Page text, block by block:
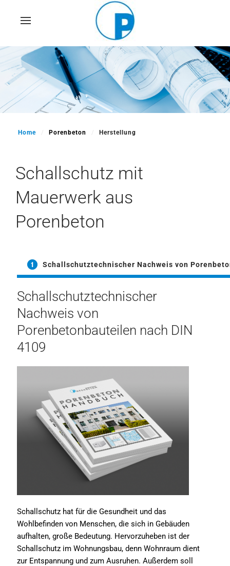
Skip
main
content
Home Porenbeton Herstellung
Schallschutz mit
Mauerwerk aus
Porenbeton
Schallschutztechnischer Nachweis von
Schallschutztechnischer
Nachweis von
Porenbetonbauteilen nach DIN
4109
Schallschutz hat für die Gesundheit und das
Wohlbefinden von Menschen, die sich in Gebäuden
aufhalten, große Bedeutung. Hervorzuheben ist der
Schallschutz im Wohnungsbau, denn Wohnraum dient
zur Entspannung und zum Ausruhen. Außerdem soll